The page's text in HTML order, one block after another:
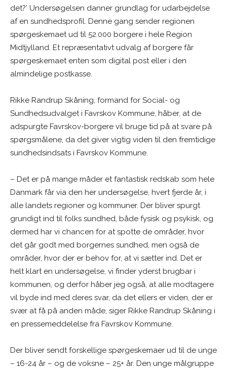
det?’ Undersøgelsen danner grundlag for udarbejdelse
af en sundhedsprofil. Denne gang sender regionen
spørgeskemaet ud til 52.000 borgere i hele Region
Midtjylland. Et repræsentativt udvalg af borgere får
spørgeskemaet enten som digital post eller i den
almindelige postkasse.
Rikke Randrup Skåning, formand for Social- og
Sundhedsudvalget i Favrskov Kommune, håber, at de
adspurgte Favrskov-borgere vil bruge tid på at svare på
spørgsmålene, da det giver vigtig viden til den fremtidige
sundhedsindsats i Favrskov Kommune.
– Det er på mange måder et fantastisk redskab som hele
Danmark får via den her undersøgelse, hvert fjerde år, i
alle landets regioner og kommuner. Der bliver spurgt
grundigt ind til folks sundhed, både fysisk og psykisk, og
dermed har vi chancen for at spotte de områder, hvor
det går godt med borgernes sundhed, men også de
områder, hvor der er behov for, at vi sætter ind. Det er
helt klart en undersøgelse, vi finder yderst brugbar i
kommunen, og derfor håber jeg også, at alle modtagere
vil byde ind med deres svar, da det ellers er viden, der er
svær at få på anden måde, siger Rikke Randrup Skåning i
en pressemeddelelse fra Favrskov Kommune.
Der bliver sendt forskellige spørgeskemaer ud til de unge
– 16-24 år – og de voksne – 25+ år. Den unge målgruppe